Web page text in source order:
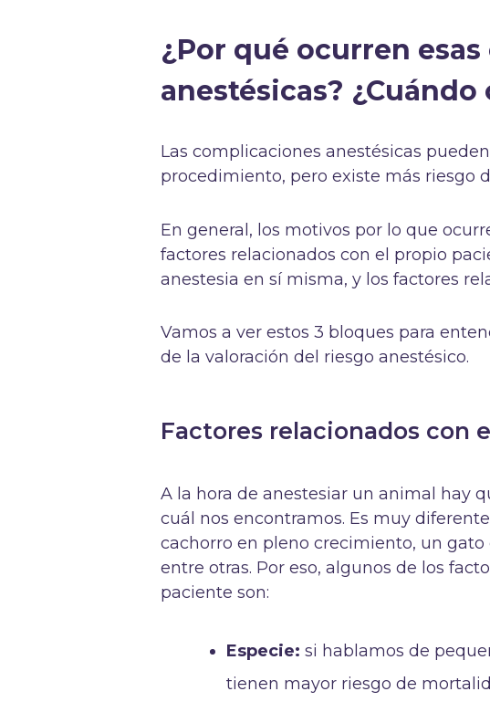
¿Por qué ocurren
anestésicas? ¿Cuándo
Las complicaciones anestésicas
procedimiento, pero existe más riesgo
En general, los motivos por lo que
factores relacionados con el propio
anestesia en sí misma, y los factores
Vamos a ver estos 3 bloques para
de la valoración del riesgo anestésico.
Factores relacionados con
A la hora de anestesiar un animal hay
cuál nos encontramos. Es muy
cachorro en pleno crecimiento, un
entre otras. Por eso, algunos de los
paciente son:
Especie: si hablamos de
tienen mayor riesgo de